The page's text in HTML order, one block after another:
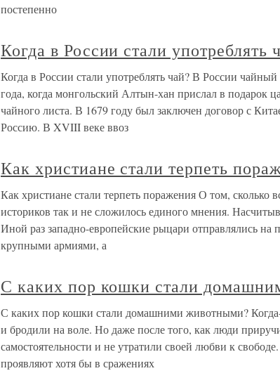
постепенно
Когда в России стали употреблять
Когда в России стали употреблять чай? В России
года, когда монгольский Алтын-хан прислал в подарок
чайного листа. В 1679 году был заключен договор с
Россию. В XVIII веке ввоз
Как христиане стали терпеть
Как христиане стали терпеть поражения О том, сколько
историков так и не сложилось единого мнения.
Иной раз западно-европейские рыцари отправлялись
крупными армиями, а
С каких пор кошки стали
С каких пор кошки стали домашними животными?
и бродили на воле. Но даже после того, как люди
самостоятельности и не утратили своей любви к
проявляют хотя бы в сражениях